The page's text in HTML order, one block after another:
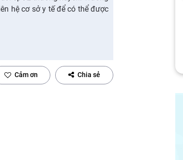
hệ cơ sở y tế để có thể được
Cảm ơn Chia sẻ